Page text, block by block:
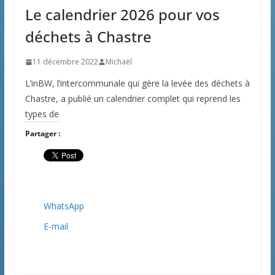
Le calendrier 2026 pour vos
déchets à Chastre
11 décembre 2022 Michaël
L’inBW, l’intercommunale qui gère la levée des déchets à
Chastre, a publié un calendrier complet qui reprend les
types de
Partager :
WhatsApp
E-mail